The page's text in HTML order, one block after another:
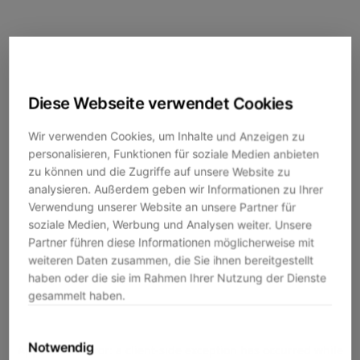
Diese Webseite verwendet Cookies
Wir verwenden Cookies, um Inhalte und Anzeigen zu
personalisieren, Funktionen für soziale Medien anbieten
zu können und die Zugriffe auf unsere Website zu
analysieren. Außerdem geben wir Informationen zu Ihrer
Verwendung unserer Website an unsere Partner für
soziale Medien, Werbung und Analysen weiter. Unsere
Partner führen diese Informationen möglicherweise mit
weiteren Daten zusammen, die Sie ihnen bereitgestellt
haben oder die sie im Rahmen Ihrer Nutzung der Dienste
gesammelt haben.
Notwendig
Application error: a